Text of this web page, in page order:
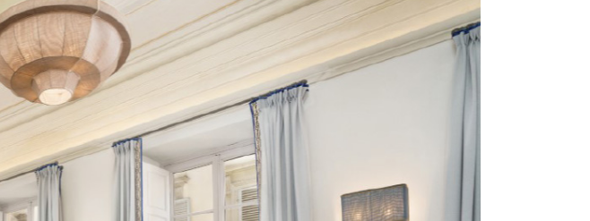
Nautical
Navi da crociera